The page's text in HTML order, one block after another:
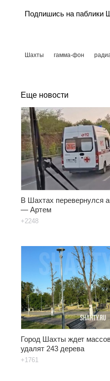
Подпишись на паблики
Шахты гамма-фон
Еще новости
В Шахтах перевернулся
— Артем
+2248
Город Шахты ждет
удалят 243 дерева
+1761